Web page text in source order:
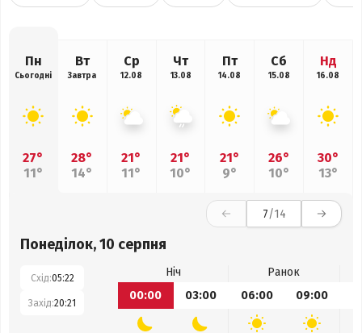
Пн
Сьогодні
27°
11°
Вт
Завтра
28°
14°
Ср
12.08
21°
11°
Чт
13.08
21°
10°
Пт
14.08
21°
9°
Сб
15.08
26°
10°
Нд
16.08
30°
13°
7/14
Понеділок, 10 серпня
Схід:05:22
Захід:20:21
Ніч
Ранок
00:00
03:00 06:00 09:00